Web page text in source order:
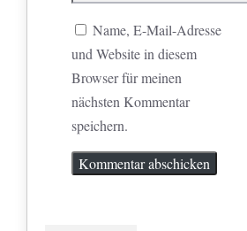
Name, E-Mail-Adresse
und Website in diesem
Browser für meinen
nächsten Kommentar
speichern.